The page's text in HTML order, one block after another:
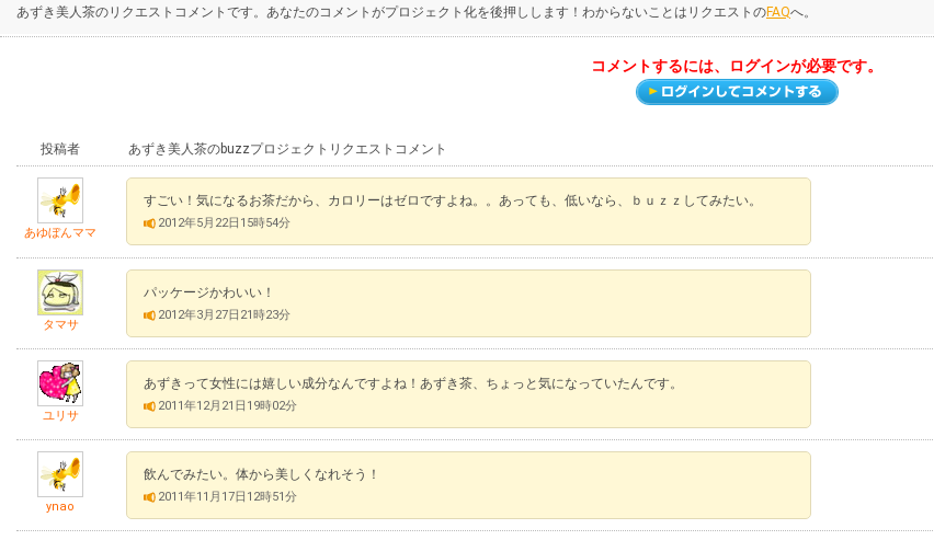
あずき美人茶のリクエストコメントです。あなたのコメントがプロジェクト化を後押しします！わからないことはリクエストのFAQへ。
コメントするには、ログインが必要です。
投稿者 あずき美人茶のbuzzプロジェクトリクエストコメント
あゆぼんママ
すごい！気になるお茶だから、カロリーはゼロですよね。。あっても、低いなら、ｂｕｚｚしてみたい。
2012年5月22日15時54分
タマサ
パッケージかわいい！
2012年3月27日21時23分
ユリサ
あずきって女性には嬉しい成分なんですよね！あずき茶、ちょっと気になっていたんです。
2011年12月21日19時02分
ynao
飲んでみたい。体から美しくなれそう！
2011年11月17日12時51分